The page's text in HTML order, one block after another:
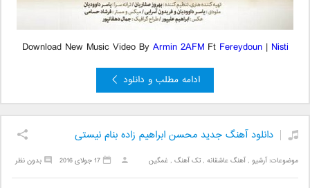
Download New Music Video By Armin 2AFMFt Fereydoun| Nisti
ادامه مطلب و دانلود
دانلود آهنگ جدید محسن ابراهیم زاده بنام نیستی
موضوعات:آرشیو ,آهنگ عاشقانه ,تک آهنگ ,غمگین بدون نظر 17 جولای 2016